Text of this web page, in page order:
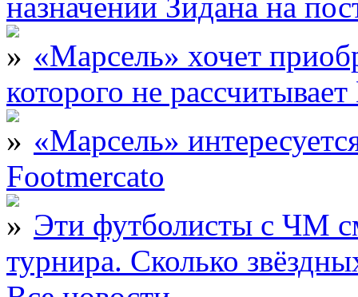
«Марсель» хочет
которого не
«Марсель»
Footmercato
Эти футболисты с ЧМ
турнира. Сколько